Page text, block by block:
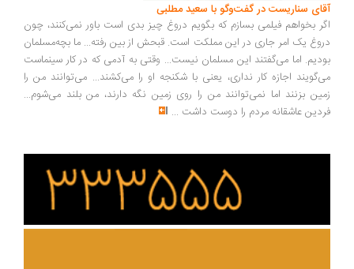
سناریست در گفت‌وگو با سعید مطلبی
بخواهم فیلمی بسازم که بگویم دروغ چیز بدی است باور نمی‌کنند، چون
یک امر جاری در این مملکت است. قبحش از بین رفته... ما بچه‌مسلمان
اما می‌گفتند این مسلمان نیست... وقتی به آدمی که در کار سینماست
اجازه کار نداری، یعنی با شکنجه او را می‌کشند... می‌توانند من را
بزنند اما نمی‌توانند من را روی زمین نگه دارند، من بلند می‌شوم...
عاشقانه مردم را دوست داشت ...